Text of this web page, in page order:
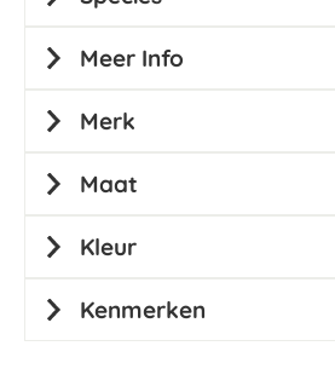
Meer Info
Merk
Maat
Kleur
Kenmerken